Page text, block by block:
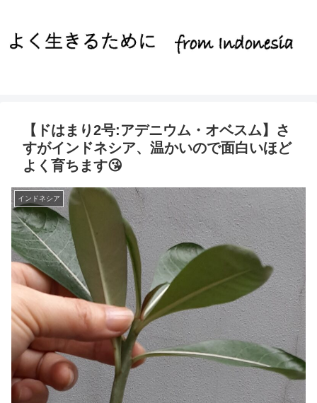
【ドはまり2号:アデニウム・オベスム】さ
すがインドネシア、温かいので面白いほど
よく育ちます😘
インドネシア